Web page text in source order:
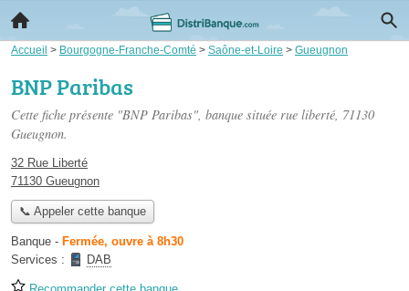
Accueil > Bourgogne-Franche-Comté > Saône-et-Loire > Gueugnon
BNP Paribas
Cette fiche présente "BNP Paribas", banque située rue liberté, 71130
Gueugnon.
32 Rue Liberté
71130 Gueugnon
📞 Appeler cette banque
Banque - Fermée, ouvre à 8h30
Services :
DAB